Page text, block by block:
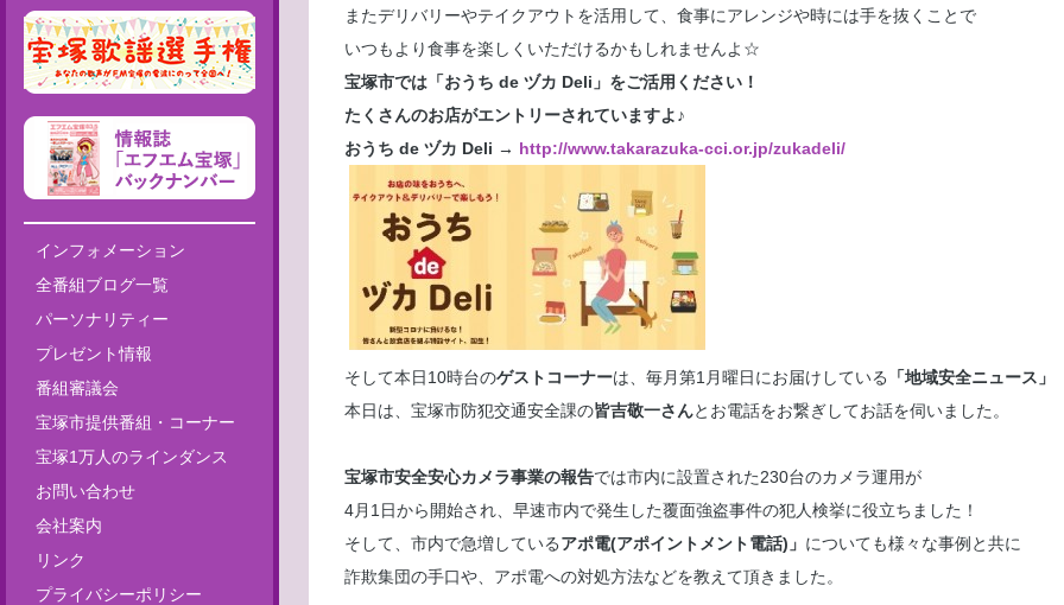
インフォメーション
全番組ブログ一覧
パーソナリティー
プレゼント情報
番組審議会
宝塚市提供番組・コーナー
宝塚1万人のラインダンス
お問い合わせ
会社案内
リンク
プライバシーポリシー
またデリバリーやテイクアウトを活用して、食事にアレンジや時には手を抜くことで
いつもより食事を楽しくいただけるかもしれませんよ☆
宝塚市では「おうち de ヅカ Deli」をご活用ください！
たくさんのお店がエントリーされていますよ♪
おうち de ヅカ Deli → http://www.takarazuka-cci.or.jp/zukadeli/
そして本日10時台のゲストコーナーは、毎月第1月曜日にお届けしている
「地域安全ニュース」
本日は、宝塚市防犯交通安全課の皆吉敬一さんとお電話をお繋ぎしてお話を伺いました。
宝塚市安全安心カメラ事業の報告では市内に設置された230台のカメラ運用が
4月1日から開始され、早速市内で発生した覆面強盗事件の犯人検挙に役立ちました！
そして、市内で急増しているアポ電(アポイントメント電話) 」 についても様々な事例と共に
詐欺集団の手口や、アポ電への対処方法などを教えて頂きました。